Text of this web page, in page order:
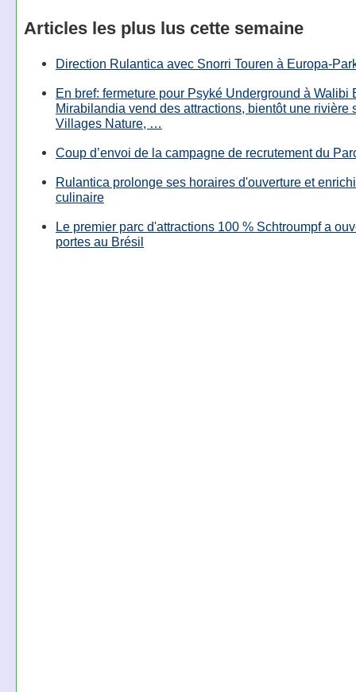
Articles les plus lus cette semaine
Direction Rulantica avec Snorri Touren à Europa-
En bref: fermeture pour Psyké Underground à Walibi
Mirabilandia vend des attractions, bientôt une rivière
Villages Nature, …
Coup d’envoi de la campagne de recrutement du
Rulantica prolonge ses horaires d'ouverture et
culinaire
Le premier parc d'attractions 100 % Schtroumpf a
portes au Brésil